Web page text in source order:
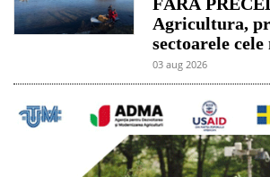
Agricultura,
sectoarele
03 aug 2026